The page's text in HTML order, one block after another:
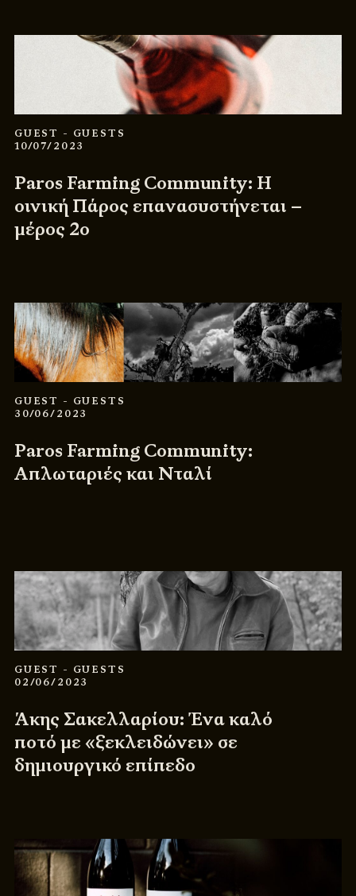
GUEST - GUESTS
10/07/2023
Paros Farming Community: Η
οινική Πάρος επανασυστήνεται –
μέρος 2ο
GUEST - GUESTS
30/06/2023
Paros Farming Community:
Απλωταριές και Νταλί
GUEST - GUESTS
02/06/2023
Άκης Σακελλαρίου: Ένα καλό
ποτό με «ξεκλειδώνει» σε
δημιουργικό επίπεδο